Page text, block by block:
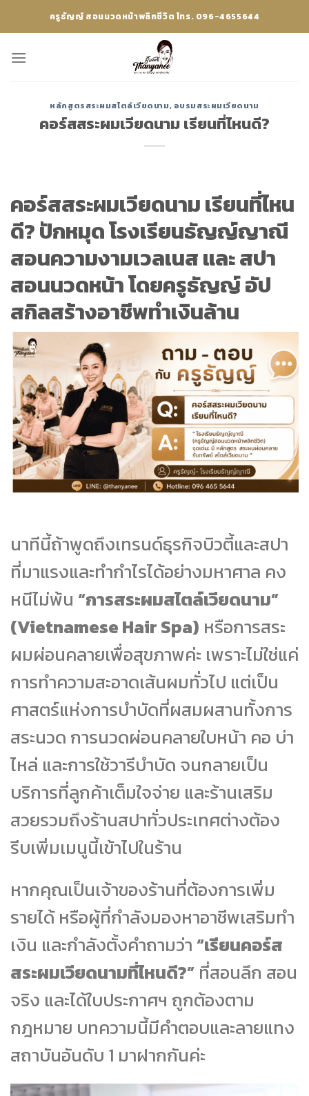
ครูธัญญ์ สอนนวดหน้าพลิกชีวิต โทร. 096-4655644
หลักสูตรสระผมสไตล์เวียดนาม, อบรมสระผมเวียดนาม
คอร์สสระผมเวียดนาม เรียนที่ไหนดี?
คอร์สสระผมเวียดนาม เรียนที่ไหน
ดี? ปักหมุด โรงเรียนธัญญ์ญาณี
สอนความงามเวลเนส และ สปา
สอนนวดหน้า โดยครูธัญญ์ อัป
สกิลสร้างอาชีพทำเงินล้าน
นาทีนี้ถ้าพูดถึงเทรนด์ธุรกิจบิวตี้และสปา
ที่มาแรงและทำกำไรได้อย่างมหาศาล คง
หนีไม่พ้น “การสระผมสไตล์เวียดนาม”
(Vietnamese Hair Spa) หรือการสระ
ผมผ่อนคลายเพื่อสุขภาพค่ะ เพราะไม่ใช่แค่
การทำความสะอาดเส้นผมทั่วไป แต่เป็น
ศาสตร์แห่งการบำบัดที่ผสมผสานทั้งการ
สระนวด การนวดผ่อนคลายใบหน้า คอ บ่า
ไหล่ และการใช้วารีบำบัด จนกลายเป็น
บริการที่ลูกค้าเต็มใจจ่าย และร้านเสริม
สวยรวมถึงร้านสปาทั่วประเทศต่างต้อง
รีบเพิ่มเมนูนี้เข้าไปในร้าน
หากคุณเป็นเจ้าของร้านที่ต้องการเพิ่ม
รายได้ หรือผู้ที่กำลังมองหาอาชีพเสริมทำ
เงิน และกำลังตั้งคำถามว่า“เรียนคอร์ส
สระผมเวียดนามที่ไหนดี?” ที่สอนลึก สอน
จริง และได้ใบประกาศฯ ถูกต้องตาม
กฎหมาย บทความนี้มีคำตอบและลายแทง
สถาบันอันดับ 1 มาฝากกันค่ะ